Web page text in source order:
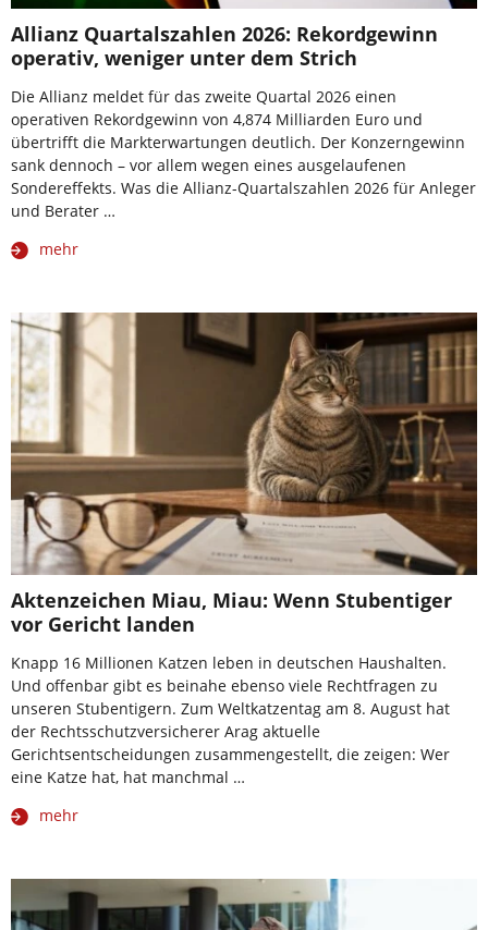
Allianz Quartalszahlen 2026: Rekordgewinn
operativ, weniger unter dem Strich
Die Allianz meldet für das zweite Quartal 2026 einen
operativen Rekordgewinn von 4,874 Milliarden Euro und
übertrifft die Markterwartungen deutlich. Der Konzerngewinn
sank dennoch – vor allem wegen eines ausgelaufenen
Sondereffekts. Was die Allianz-Quartalszahlen 2026 für Anleger
und Berater …
mehr
Aktenzeichen Miau, Miau: Wenn Stubentiger
vor Gericht landen
Knapp 16 Millionen Katzen leben in deutschen Haushalten.
Und offenbar gibt es beinahe ebenso viele Rechtfragen zu
unseren Stubentigern. Zum Weltkatzentag am 8. August hat
der Rechtsschutzversicherer Arag aktuelle
Gerichtsentscheidungen zusammengestellt, die zeigen: Wer
eine Katze hat, hat manchmal …
mehr